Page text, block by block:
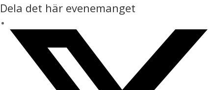
Dela det här evenemanget